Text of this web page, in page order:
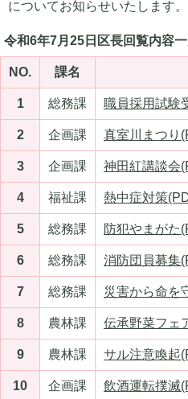
についてお知らせいたします。
令和6年7月25日区長回覧内容
NO. 課名
1 総務課 職員採用試験
2 企画課 真室川まつり
3 企画課 神田紅講談会
4 福祉課 熱中症対策
5 総務課 防犯やまがた
6 総務課 消防団員募集
7 総務課 災害から命を
8 農林課 伝承野菜フェ
9 農林課 サル注意喚起
10 企画課 飲酒運転撲滅